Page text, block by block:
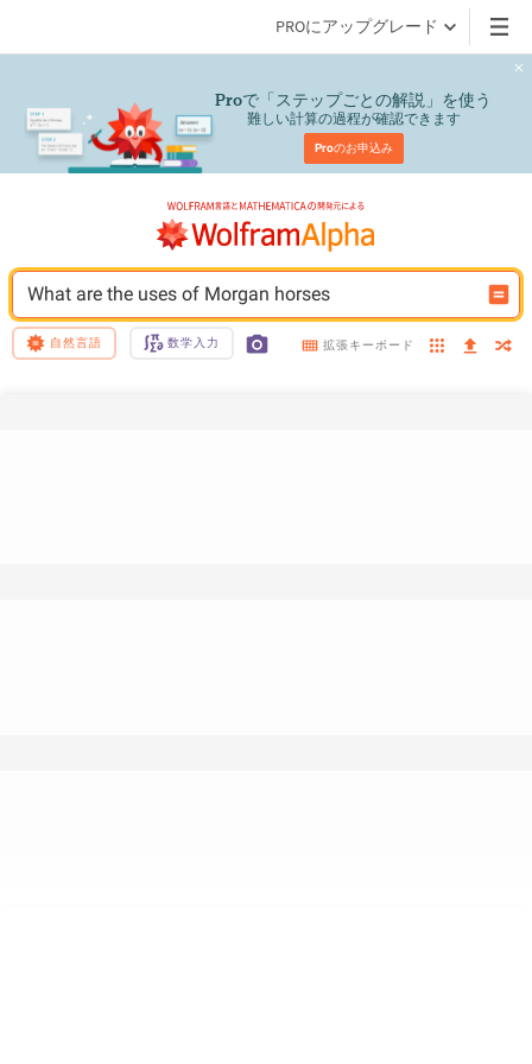
PROにアップグレード
Proで「ステップごとの解説」を使う
難しい計算の過程が確認できます
Proのお申込み
What are the uses of Morgan horses
自然言語 数学入力 拡張キーボード